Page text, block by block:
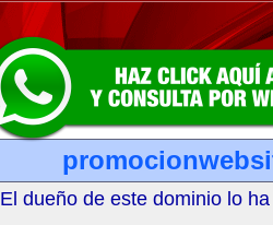
El dueño de este dominio lo